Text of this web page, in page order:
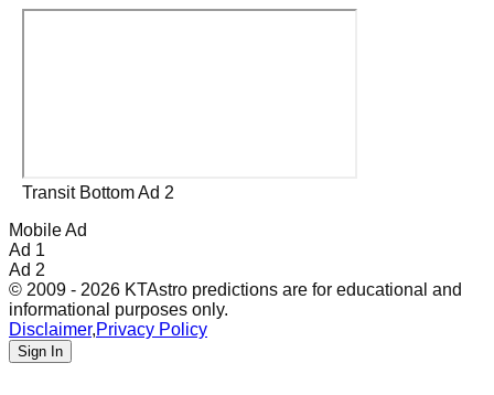
Transit Bottom Ad 2
Mobile Ad
Ad 1
Ad 2
© 2009 - 2026 KTAstro predictions are for educational and
informational purposes only.
Disclaimer,Privacy Policy
Sign In